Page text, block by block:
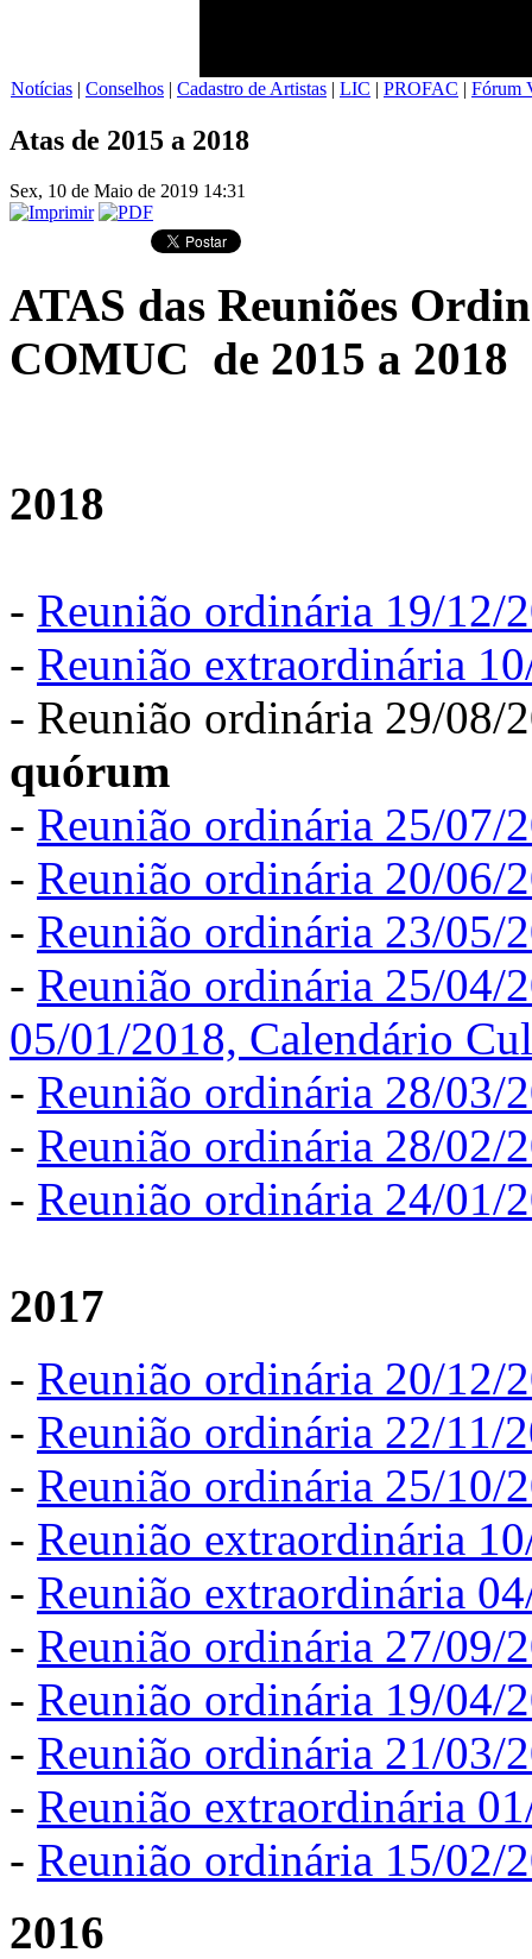
Notícias | Conselhos | Cadastro de Artistas | LIC | PROFAC | Fórum
Atas de 2015 a 2018
Sex, 10 de Maio de 2019 14:31
ATAS das Reuniões
COMUC de 2015 a 2018
2018
- Reunião ordinária 19/12/
- Reunião extraordinária
- Reunião ordinária 29/08/
quórum
- Reunião ordinária 25/07/
- Reunião ordinária 20/06/
- Reunião ordinária 23/05/
- Reunião ordinária 25/04/
05/01/2018, Calendário
- Reunião ordinária 28/03/
- Reunião ordinária 28/02/
- Reunião ordinária 24/01/
2017
- Reunião ordinária 20/12/
- Reunião ordinária 22/11/
- Reunião ordinária 25/10/
- Reunião extraordinária
- Reunião extraordinária
- Reunião ordinária 27/09/
- Reunião ordinária 19/04/
- Reunião ordinária 21/03/
- Reunião extraordinária
- Reunião ordinária 15/02/
2016